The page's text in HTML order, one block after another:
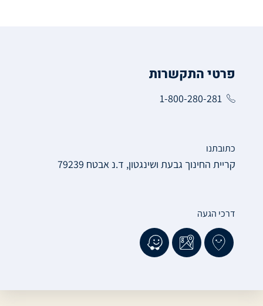
פרטי התקשרות
1-800-280-281
כתובתנו
קריית החינוך גבעת ושינגטון, ד.נ אבטח 79239
דרכי הגעה